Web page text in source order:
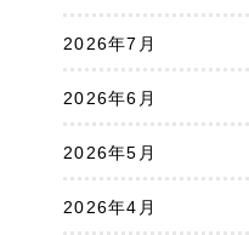
2026年7月
2026年6月
2026年5月
2026年4月